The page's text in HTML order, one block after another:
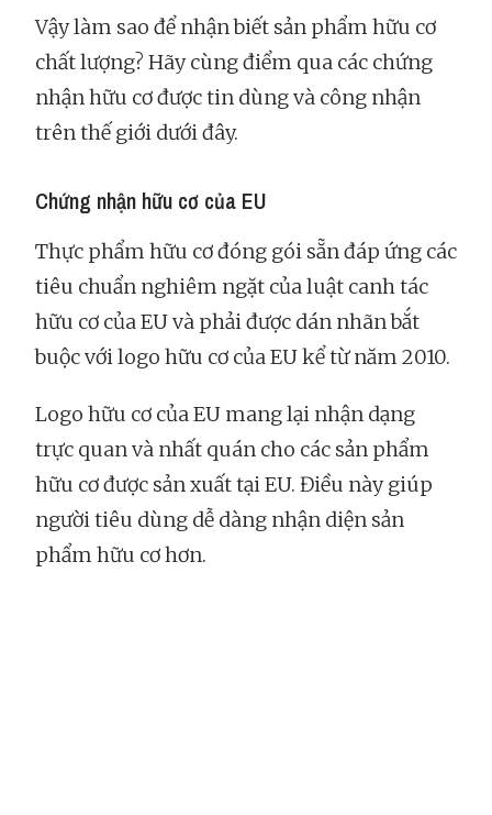
Vậy làm sao để nhận biết sản phẩm hữu cơ
chất lượng? Hãy cùng điểm qua các chứng
nhận hữu cơ được tin dùng và công nhận
trên thế giới dưới đây.
Chứng nhận hữu cơ của EU
Thực phẩm hữu cơ đóng gói sẵn đáp ứng các
tiêu chuẩn nghiêm ngặt của luật canh tác
hữu cơ của EU và phải được dán nhãn bắt
buộc với logo hữu cơ của EU kể từ năm 2010.
Logo hữu cơ của EU mang lại nhận dạng
trực quan và nhất quán cho các sản phẩm
hữu cơ được sản xuất tại EU. Điều này giúp
người tiêu dùng dễ dàng nhận diện sản
phẩm hữu cơ hơn.